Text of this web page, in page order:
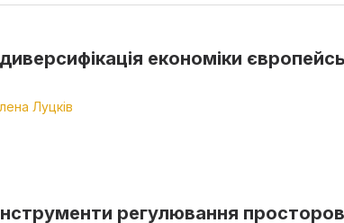
економіки
Луцків
регулювання